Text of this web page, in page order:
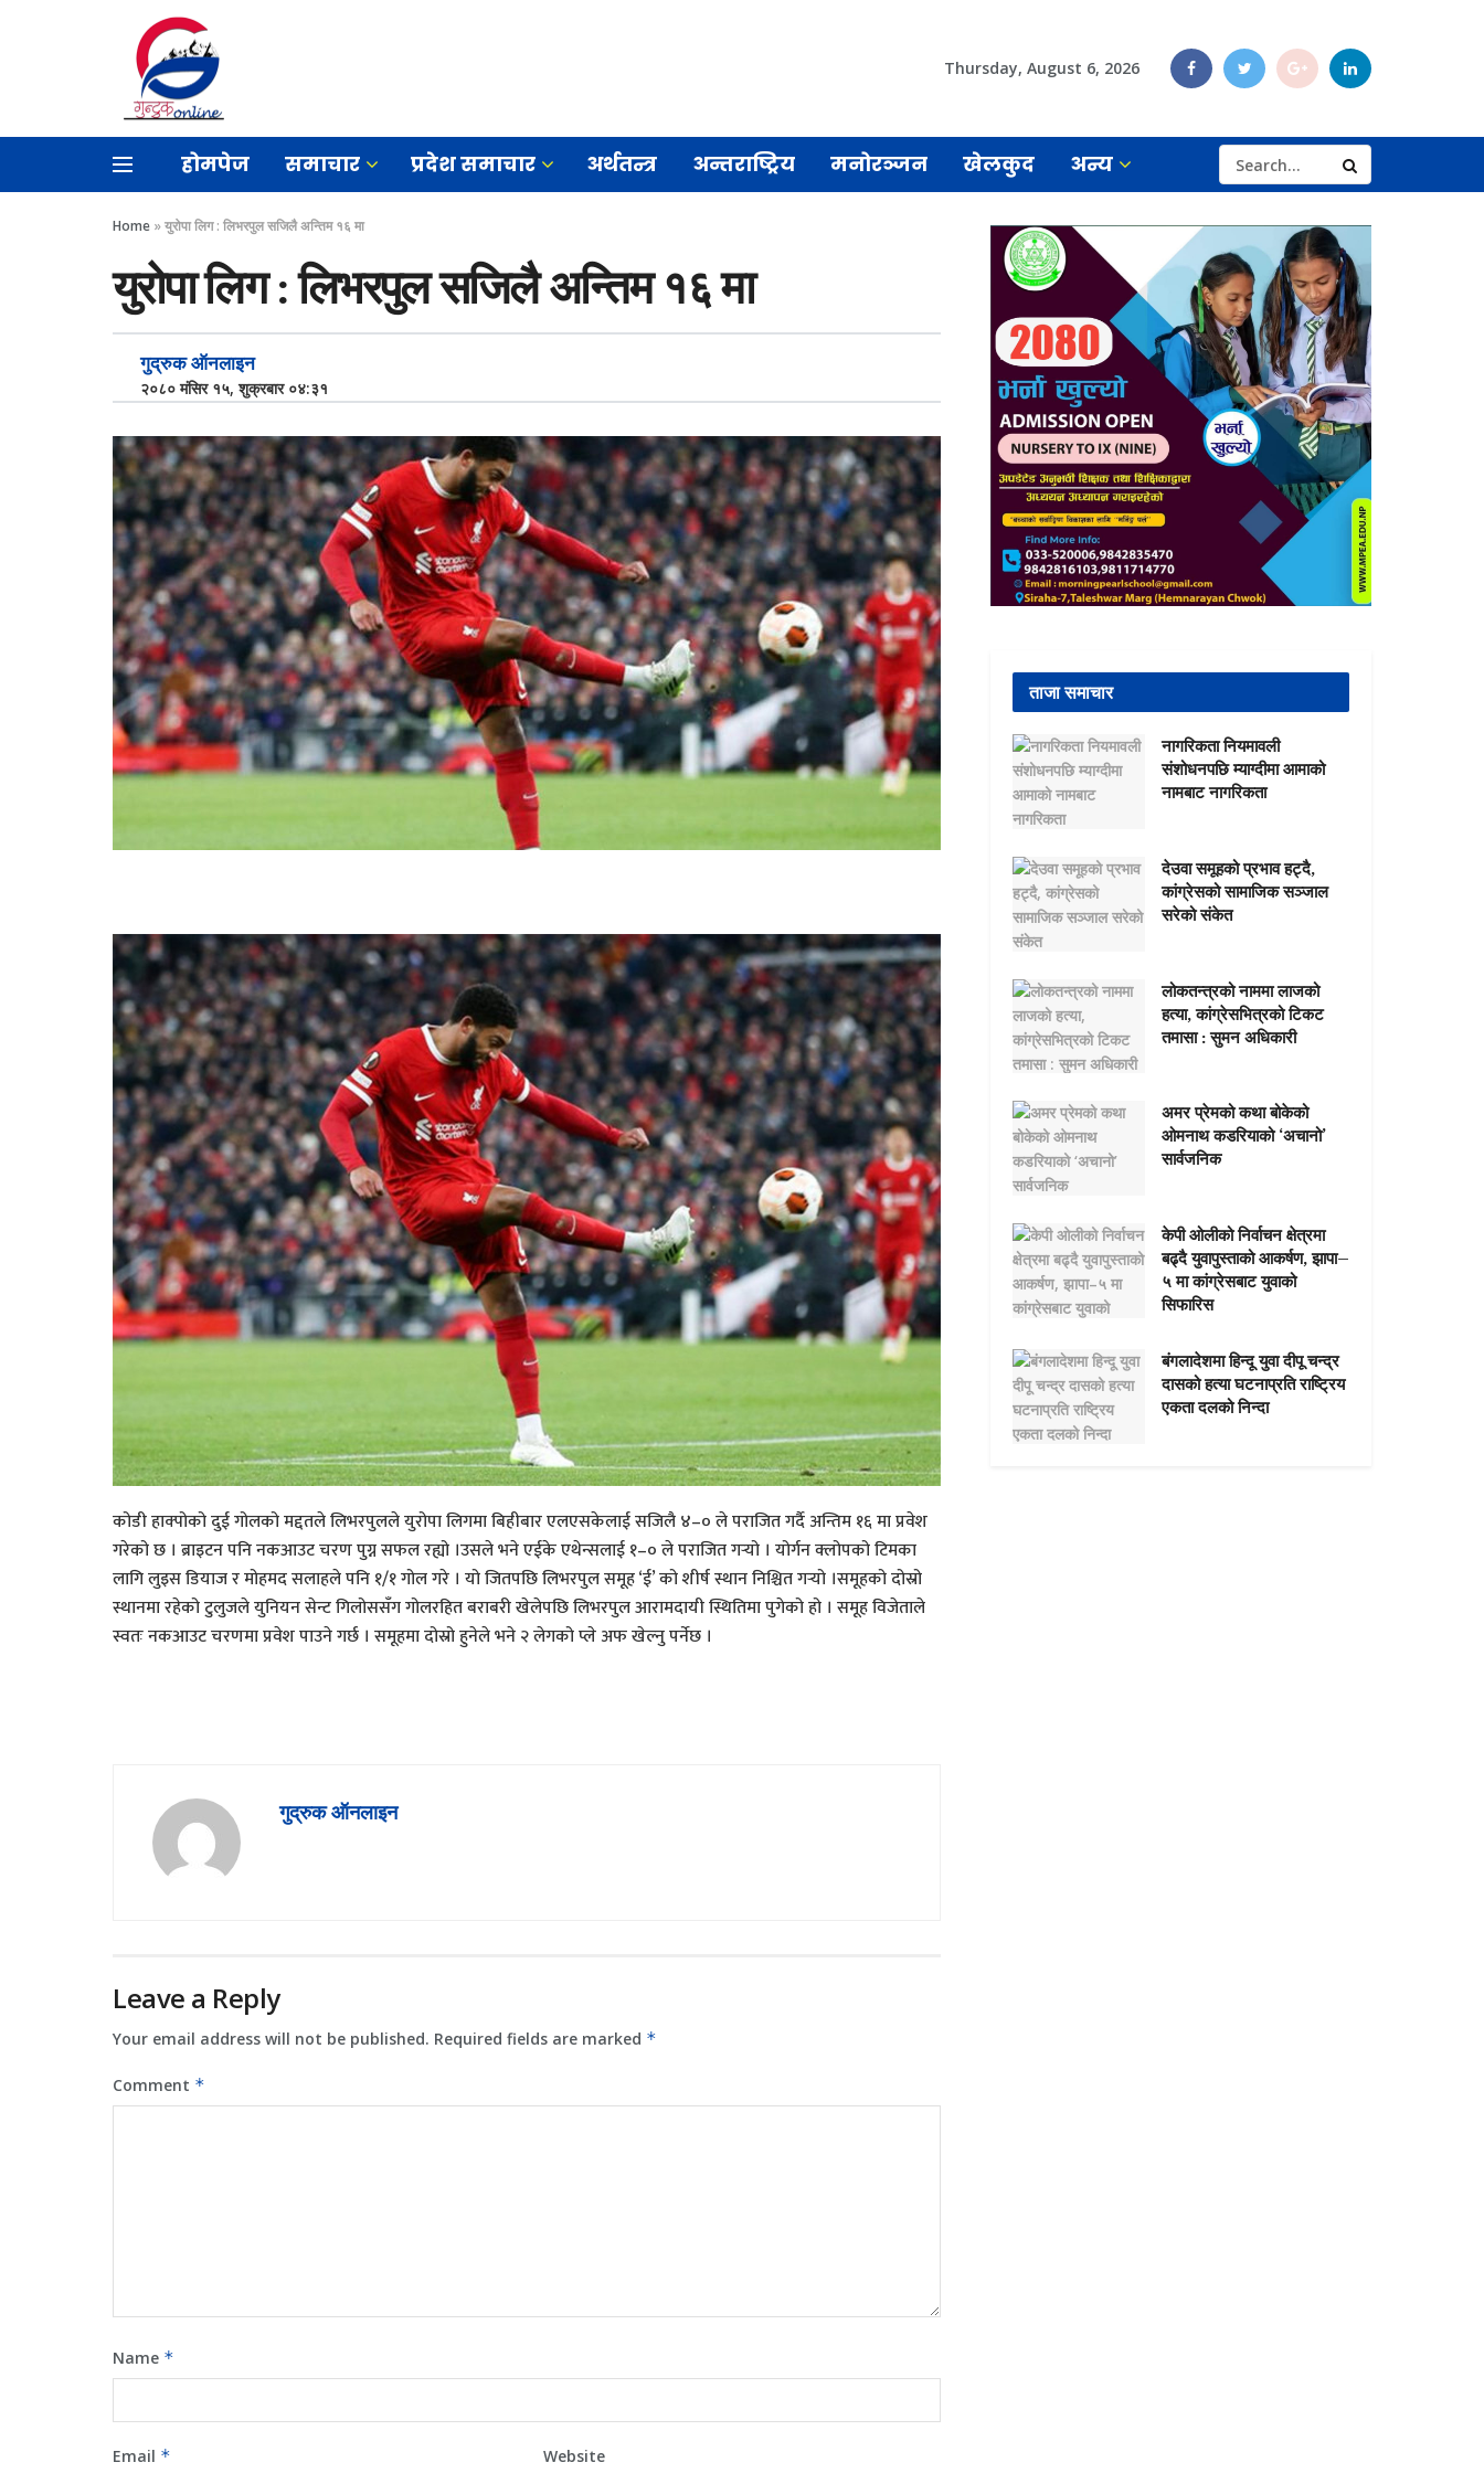
Thursday, August 6, 2026
होमपेज समाचार प्रदेश समाचार अर्थतन्त्र अन्तराष्ट्रिय मनोरञ्जन खेलकुद अन्य
Home »युरोपा लिग : लिभरपुल सजिलै अन्तिम १६ मा
युरोपा लिग : लिभरपुल सजिलै अन्तिम १६ मा
गुद्रुक ऑनलाइन
२०८० मंसिर १५, शुक्रबार ०४:३१
कोडी हाक्पोको दुई गोलको मद्दतले लिभरपुलले युरोपा लिगमा बिहीबार एलएसकेलाई सजिलै ४–० ले पराजित गर्दै अन्तिम १६ मा प्रवेश
गरेको छ । ब्राइटन पनि नकआउट चरण पुग्न सफल रह्यो ।उसले भने एईके एथेन्सलाई १–० ले पराजित गर्‍यो । योर्गन क्लोपको टिमका
लागि लुइस डियाज र मोहमद सलाहले पनि १/१ गोल गरे । यो जितपछि लिभरपुल समूह ‘ई’ को शीर्ष स्थान निश्चित गर्‍यो ।समूहको दोस्रो
स्थानमा रहेको टुलुजले युनियन सेन्ट गिलोससँग गोलरहित बराबरी खेलेपछि लिभरपुल आरामदायी स्थितिमा पुगेको हो । समूह विजेताले
स्वतः नकआउट चरणमा प्रवेश पाउने गर्छ । समूहमा दोस्रो हुनेले भने २ लेगको प्ले अफ खेल्नु पर्नेछ ।
गुद्रुक ऑनलाइन
Leave a Reply
Your email address will not be published. Required fields are marked *
Comment *
Name *
Email * Website
ताजा समाचार
नागरिकता नियमावली
संशोधनपछि म्याग्दीमा आमाको
नामबाट नागरिकता
देउवा समूहको प्रभाव हट्दै,
कांग्रेसको सामाजिक सञ्जाल
सरेको संकेत
लोकतन्त्रको नाममा लाजको
हत्या, कांग्रेसभित्रको टिकट
तमासा : सुमन अधिकारी
अमर प्रेमको कथा बोकेको
ओमनाथ कडरियाको ‘अचानो’
सार्वजनिक
केपी ओलीको निर्वाचन क्षेत्रमा
बढ्दै युवापुस्ताको आकर्षण, झापा–
५ मा कांग्रेसबाट युवाको
सिफारिस
बंगलादेशमा हिन्दू युवा दीपू चन्द्र
दासको हत्या घटनाप्रति राष्ट्रिय
एकता दलको निन्दा